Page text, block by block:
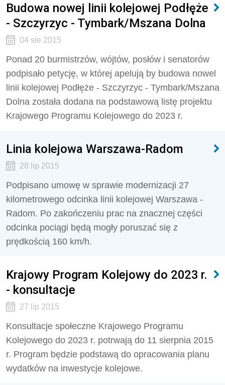
Budowa nowej linii kolejowej Podłęże
- Szczyrzyc - Tymbark/Mszana Dolna
04 sie 2015
Ponad 20 burmistrzów, wójtów, posłów i senatorów
podpisało petycję, w której apelują by budowa nowel
linii kolejowej Podłęże - Szczyrzyc - Tymbark/Mszana
Dolna została dodana na podstawową listę projektu
Krajowego Programu Kolejowego do 2023 r.
Linia kolejowa Warszawa-Radom
28 lip 2015
Podpisano umowę w sprawie modernizacji 27
kilometrowego odcinka linii kolejowej Warszawa -
Radom. Po zakończeniu prac na znacznej części
odcinka pociągi będą mogły poruszać się z
prędkością 160 km/h.
Krajowy Program Kolejowy do 2023 r.
- konsultacje
27 lip 2015
Konsultacje społeczne Krajowego Programu
Kolejowego do 2023 r. potrwają do 11 sierpnia 2015
r. Program będzie podstawą do opracowania planu
wydatków na inwestycje kolejowe.